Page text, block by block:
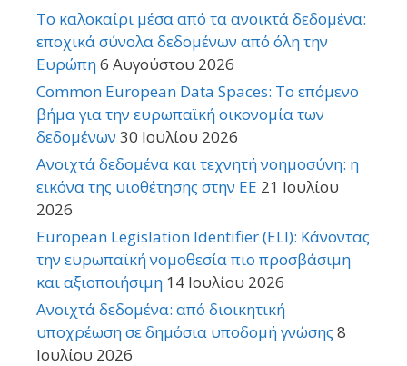
Το καλοκαίρι μέσα από τα ανοικτά δεδομένα:
εποχικά σύνολα δεδομένων από όλη την
Ευρώπη6 Αυγούστου 2026
Common European Data Spaces: Το επόμενο
βήμα για την ευρωπαϊκή οικονομία των
δεδομένων 30 Ιουλίου 2026
Ανοιχτά δεδομένα και τεχνητή νοημοσύνη: η
εικόνα της υιοθέτησης στην ΕΕ 21 Ιουλίου
2026
European Legislation Identifier (ELI): Κάνοντας
την ευρωπαϊκή νομοθεσία πιο προσβάσιμη
και αξιοποιήσιμη 14 Ιουλίου 2026
Ανοιχτά δεδομένα: από διοικητική
υποχρέωση σε δημόσια υποδομή γνώσης 8
Ιουλίου 2026